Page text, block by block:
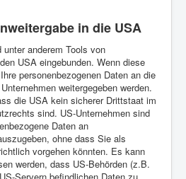
in die USA
anderem Tools von
USA eingebunden. Wenn diese
personenbezogenen Daten an die
weitergegeben werden.
die USA kein sicherer Drittstaat im
sind. US-Unternehmen sind
Daten an
ohne dass Sie als
vorgehen könnten. Es kann
werden, dass US-Behörden (z.B.